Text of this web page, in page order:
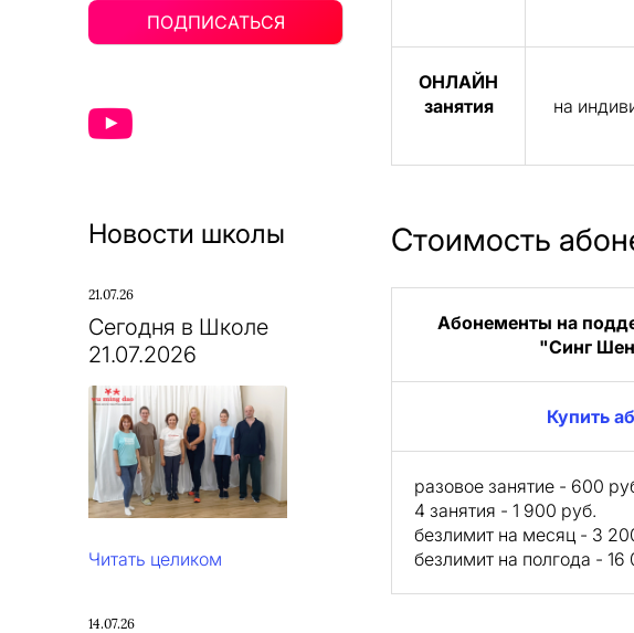
ПОДПИСАТЬСЯ
Новости школы
21.07.26
Сегодня в Школе
21.07.2026
Читать целиком
14.07.26
ОНЛАЙН
занятия
на
Стоимость
Абонементы на
"Синг
Купить
разовое занятие - 600
4 занятия - 1 900 руб.
безлимит на месяц - 3
безлимит на полгода - 16